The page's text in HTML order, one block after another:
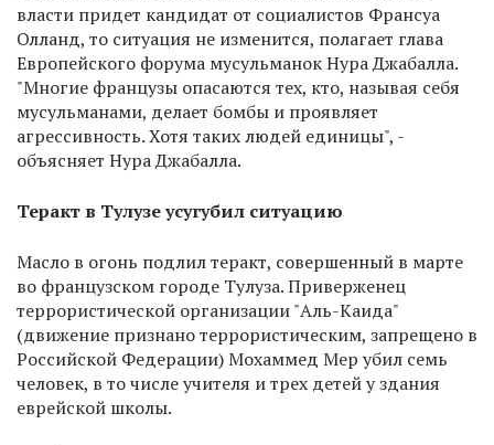
власти придет кандидат от социалистов Франсуа
Олланд, то ситуация не изменится, полагает глава
Европейского форума мусульманок Нура Джабалла.
"Многие французы опасаются тех, кто, называя себя
мусульманами, делает бомбы и проявляет
агрессивность. Хотя таких людей единицы", -
объясняет Нура Джабалла.
Теракт в Тулузе усугубил ситуацию
Масло в огонь подлил теракт, совершенный в марте
во французском городе Тулуза. Приверженец
террористической организации "Аль-Каида"
(движение признано террористическим, запрещено в
Российской Федерации) Мохаммед Мер убил семь
человек, в то числе учителя и трех детей у здания
еврейской школы.